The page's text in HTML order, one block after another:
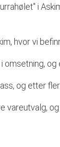
i
hvor vi
omsetning,
og etter
vareutvalg,